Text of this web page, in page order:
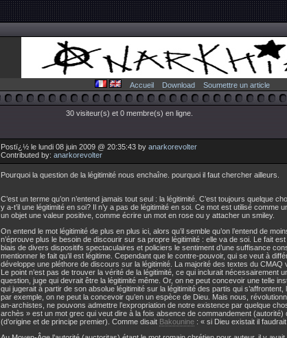
Accueil Download Soumettre un article
30 visiteur(s) et 0 membre(s) en ligne.
Postï¿½ le lundi 08 juin 2009 @ 20:35:43 by anarkorevolter
Contributed by: anarkorevolter
Pourquoi la question de la légitimité nous enchaîne. pourquoi il faut chercher ailleurs.
C’est un terme qu’on n’entend jamais tout seul : la légitimité. C’est toujours quelque
y a-t’il une légitimité en soi? Il n’y a pas de légitimité en soi. Ce mot est utilisé comme
un objet une valeur positive, comme écrire un mot en rose ou y attacher un smiley.
On entend le mot légitimité de plus en plus ici, alors qu’il semble qu’on l’entend de
n’éprouve plus le besoin de discourir sur sa propre légitimité : elle va de soi. Le fait
biais de divers dispositifs spectaculaires et policiers le sentiment d’une suffisance
mentionner le fait qu’il est légitime. Cependant que le contre-pouvoir, qui se veut à
développe une pléthore de discours sur la légitimité. La majorité des textes du CMAQ
Le point n’est pas de trouver la vérité de la légitimité, ce qui inclurait nécessairement
question, juge qui devrait être la légitimité même. Or, on ne peut concevoir une telle
qui jugerait à partir de son absolue légitimité sur la légitimité des partis qui
par exemple, on ne peut la concevoir qu’en un espèce de Dieu. Mais nous,
an-archistes, ne pouvons admettre l’expropriation de notre existence par quelque
archès » est un mot grec qui veut dire à la fois absence de commandement (autorité)
(d’origine et de principe premier). Comme disait Bakounine : « si Dieu existait il